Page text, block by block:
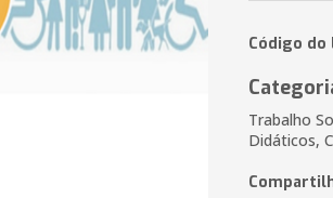
Código do
Trabalho
Didáticos,